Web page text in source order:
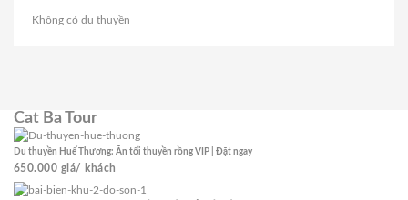
Không có du thuyền
Cat Ba Tour
Du thuyền Huế Thương: Ăn tối thuyền rồng VIP | Đặt ngay
650.000 giá/ khách